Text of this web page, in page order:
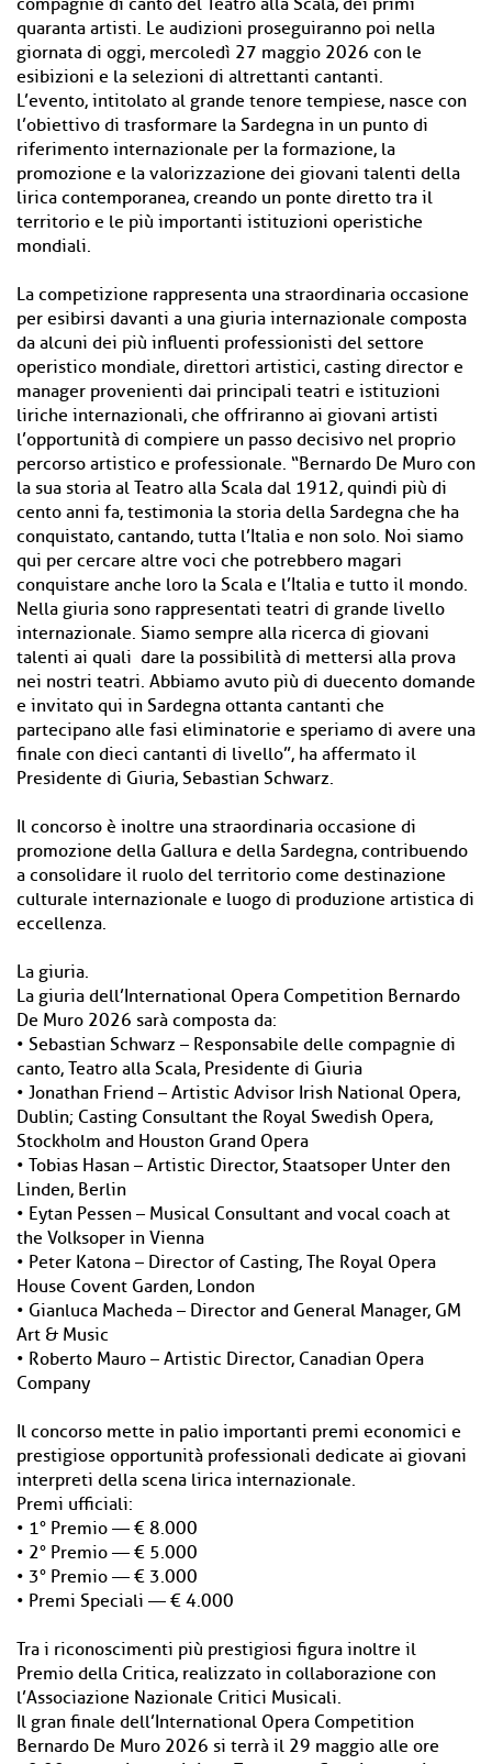
compagnie di canto del Teatro alla Scala, dei primi
quaranta artisti. Le audizioni proseguiranno poi nella
giornata di oggi, mercoledì 27 maggio 2026 con le
esibizioni e la selezioni di altrettanti cantanti.
L’evento, intitolato al grande tenore tempiese, nasce con
l’obiettivo di trasformare la Sardegna in un punto di
riferimento internazionale per la formazione, la
promozione e la valorizzazione dei giovani talenti della
lirica contemporanea, creando un ponte diretto tra il
territorio e le più importanti istituzioni operistiche
mondiali.
La competizione rappresenta una straordinaria occasione
per esibirsi davanti a una giuria internazionale composta
da alcuni dei più influenti professionisti del settore
operistico mondiale, direttori artistici, casting director e
manager provenienti dai principali teatri e istituzioni
liriche internazionali, che offriranno ai giovani artisti
l’opportunità di compiere un passo decisivo nel proprio
percorso artistico e professionale. “Bernardo De Muro con
la sua storia al Teatro alla Scala dal 1912, quindi più di
cento anni fa, testimonia la storia della Sardegna che ha
conquistato, cantando, tutta l’Italia e non solo. Noi siamo
qui per cercare altre voci che potrebbero magari
conquistare anche loro la Scala e l’Italia e tutto il mondo.
Nella giuria sono rappresentati teatri di grande livello
internazionale. Siamo sempre alla ricerca di giovani
talenti ai quali dare la possibilità di mettersi alla prova
nei nostri teatri. Abbiamo avuto più di duecento domande
e invitato qui in Sardegna ottanta cantanti che
partecipano alle fasi eliminatorie e speriamo di avere una
finale con dieci cantanti di livello”, ha affermato il
Presidente di Giuria, Sebastian Schwarz.
Il concorso è inoltre una straordinaria occasione di
promozione della Gallura e della Sardegna, contribuendo
a consolidare il ruolo del territorio come destinazione
culturale internazionale e luogo di produzione artistica di
eccellenza.
La giuria.
La giuria dell’International Opera Competition Bernardo
De Muro 2026 sarà composta da:
• Sebastian Schwarz – Responsabile delle compagnie di
canto, Teatro alla Scala, Presidente di Giuria
• Jonathan Friend – Artistic Advisor Irish National Opera,
Dublin; Casting Consultant the Royal Swedish Opera,
Stockholm and Houston Grand Opera
• Tobias Hasan – Artistic Director, Staatsoper Unter den
Linden, Berlin
• Eytan Pessen – Musical Consultant and vocal coach at
the Volksoper in Vienna
• Peter Katona – Director of Casting, The Royal Opera
House Covent Garden, London
• Gianluca Macheda – Director and General Manager, GM
Art & Music
• Roberto Mauro – Artistic Director, Canadian Opera
Company
Il concorso mette in palio importanti premi economici e
prestigiose opportunità professionali dedicate ai giovani
interpreti della scena lirica internazionale.
Premi ufficiali:
• 1° Premio — € 8.000
• 2° Premio — € 5.000
• 3° Premio — € 3.000
• Premi Speciali — € 4.000
Tra i riconoscimenti più prestigiosi figura inoltre il
Premio della Critica, realizzato in collaborazione con
l’Associazione Nazionale Critici Musicali.
Il gran finale dell’International Opera Competition
Bernardo De Muro 2026 si terrà il 29 maggio alle ore